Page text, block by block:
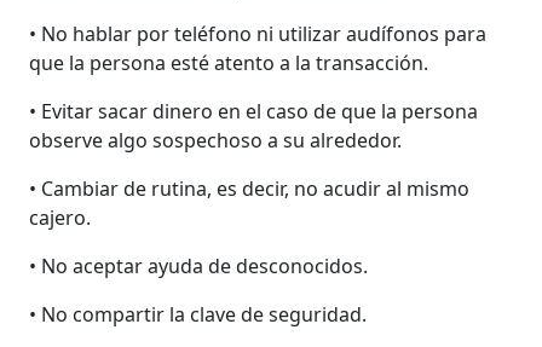
• No hablar por teléfono ni utilizar audífonos para
que la persona esté atento a la transacción.
• Evitar sacar dinero en el caso de que la persona
observe algo sospechoso a su alrededor.
• Cambiar de rutina, es decir, no acudir al mismo
cajero.
• No aceptar ayuda de desconocidos.
• No compartir la clave de seguridad.